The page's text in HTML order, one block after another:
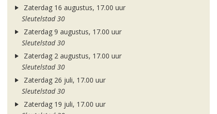
Zaterdag 16 augustus, 17.00 uur
Sleutelstad 30
Zaterdag 9 augustus, 17.00 uur
Sleutelstad 30
Zaterdag 2 augustus, 17.00 uur
Sleutelstad 30
Zaterdag 26 juli, 17.00 uur
Sleutelstad 30
Zaterdag 19 juli, 17.00 uur